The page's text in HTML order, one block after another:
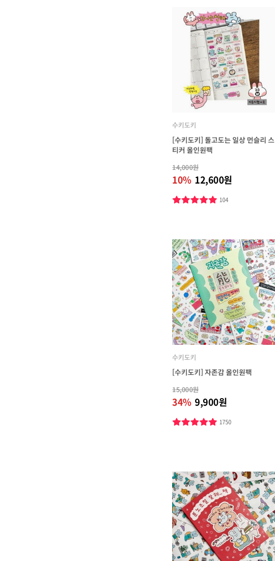
수키도키
[수키도키] 돌고도는 일상 먼슬리 스
티커 올인원팩
14,000원
10% 12,600원
104
수키도키
[수키도키] 자존감 올인원팩
15,000원
34% 9,900원
1750